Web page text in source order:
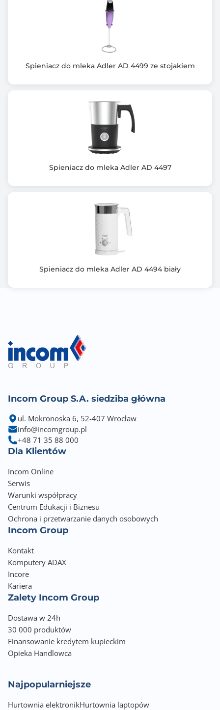
Spieniacz do mleka Adler AD 4499 ze stojakiem
Spieniacz do mleka Adler AD 4497
Spieniacz do mleka Adler AD 4494 biały
Incom Group S.A. siedziba główna
ul. Mokronoska 6, 52-407 Wrocław
info@incomgroup.pl
+48 71 35 88 000
Dla Klientów
Incom Online
Serwis
Warunki współpracy
Centrum Edukacji i Biznesu
Ochrona i przetwarzanie danych osobowych
Incom Group
Kontakt
Komputery ADAX
Incore
Kariera
Zalety Incom Group
Dostawa w 24h
30 000 produktów
Finansowanie kredytem kupieckim
Opieka Handlowca
Najpopularniejsze
Hurtownia elektronikHurtownia laptopów